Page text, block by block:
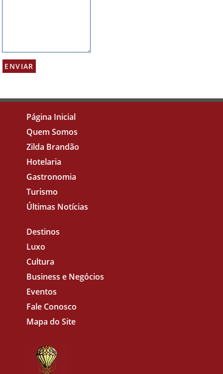
Página Inicial
Quem Somos
Zilda Brandão
Hotelaria
Gastronomia
Turismo
Últimas Notícias
Destinos
Luxo
Cultura
Business e Negócios
Eventos
Fale Conosco
Mapa do Site